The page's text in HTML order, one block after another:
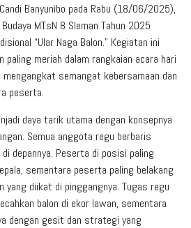
Banyunibo pada Rabu (18/06/2025),
MTsN 8 Sleman Tahun 2025
“Ular Naga Balon.” Kegiatan ini
paling meriah dalam rangkaian acara hari
mengangkat semangat kebersamaan dan
peserta.
daya tarik utama dengan konsepnya
Semua anggota regu berbaris
depannya. Peserta di posisi paling
sementara peserta paling belakang
yang diikat di pinggangnya. Tugas regu
balon di ekor lawan, sementara
dengan gesit dan strategi yang